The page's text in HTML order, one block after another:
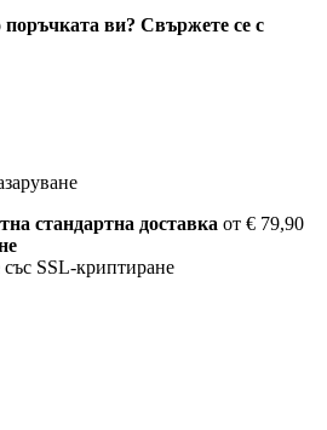
ви? Свържете се с
стандартна доставка от € 79,90
със SSL-криптиране